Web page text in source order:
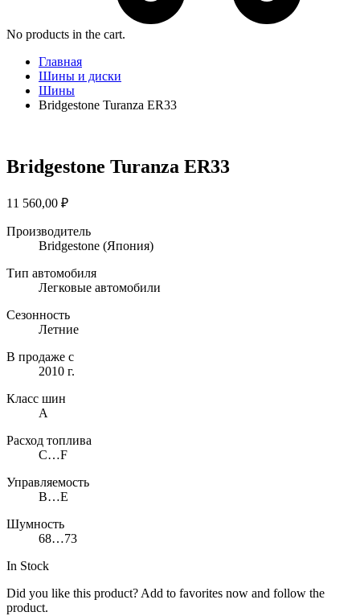
No products in the cart.
Главная
Шины и диски
Шины
Bridgestone Turanza ER33
Bridgestone Turanza ER33
11 560,00 ₽
Производитель
Bridgestone (Япония)
Тип автомобиля
Легковые автомобили
Сезонность
Летние
В продаже с
2010 г.
Класс шин
A
Расход топлива
C…F
Управляемость
B…E
Шумность
68…73
In Stock
Did you like this product? Add to favorites now and follow the
product.